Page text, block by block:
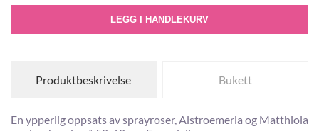
LEGG I HANDLEKURV
Produktbeskrivelse Bukett
En ypperlig oppsats av sprayroser, Alstroemeria og Matthiola